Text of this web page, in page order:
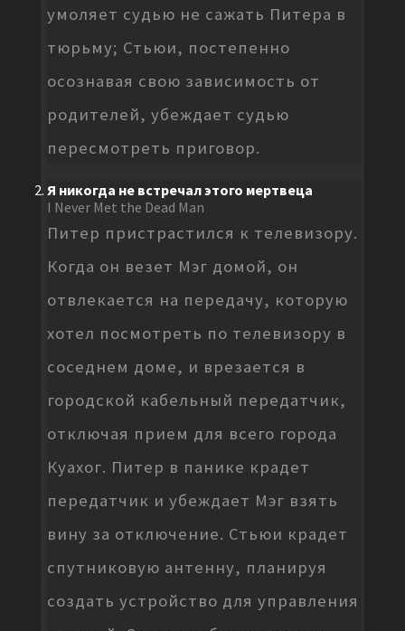
умоляет судью не сажать Питера в
тюрьму; Стьюи, постепенно
осознавая свою зависимость от
родителей, убеждает судью
пересмотреть приговор.
Я никогда не встречал этого мертвеца
I Never Met the Dead Man
Питер пристрастился к телевизору.
Когда он везет Мэг домой, он
отвлекается на передачу, которую
хотел посмотреть по телевизору в
соседнем доме, и врезается в
городской кабельный передатчик,
отключая прием для всего города
Куахог. Питер в панике крадет
передатчик и убеждает Мэг взять
вину за отключение. Стьюи крадет
спутниковую антенну, планируя
создать устройство для управления